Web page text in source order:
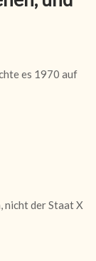
es 1970 auf
nicht der Staat X